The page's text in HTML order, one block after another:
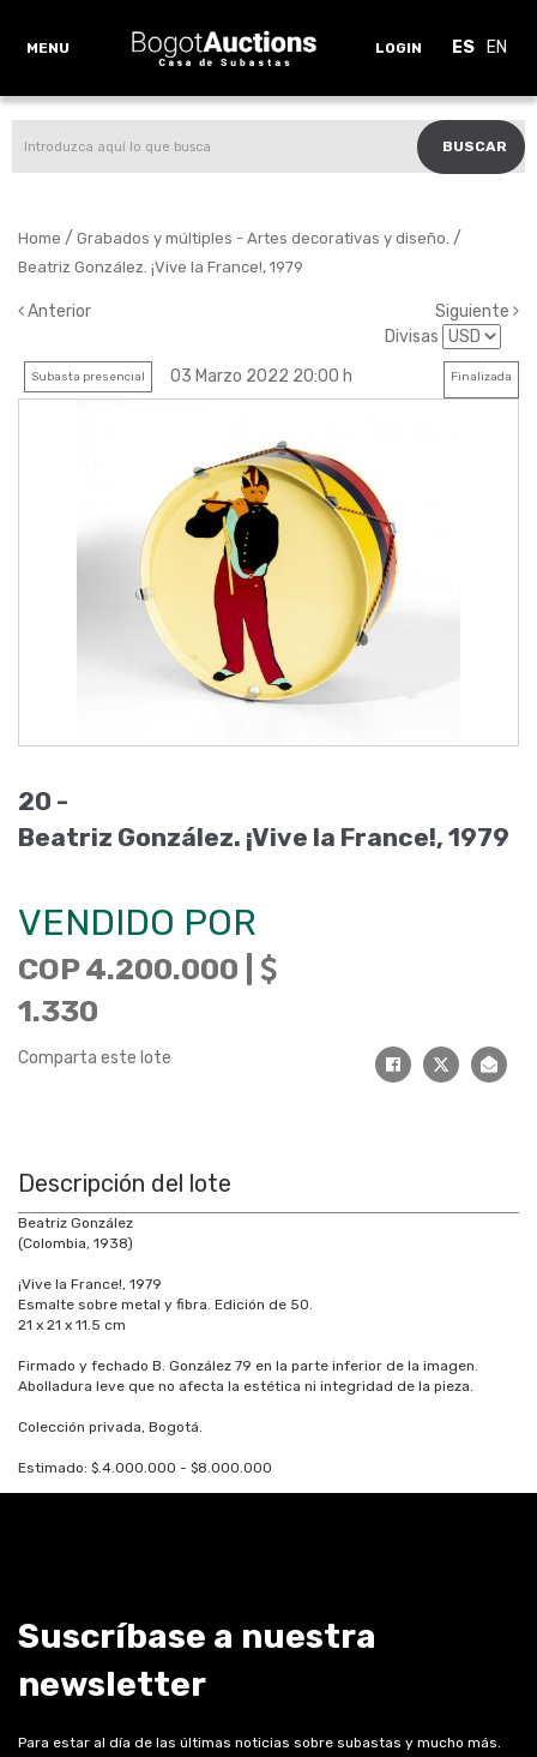
MENU LOGIN ES EN
BUSCAR
Home / Grabados y múltiples - Artes decorativas y diseño. /
Beatriz González. ¡Vive la France!, 1979
Anterior
Siguiente
Divisas
Subasta presencial 03 Marzo 2022 20:00 h Finalizada
20 -
Beatriz González. ¡Vive la France!, 1979
VENDIDO POR
COP 4.200.000 |
1.330
Comparta este lote
Descripción del lote
Beatriz González
(Colombia, 1938)
¡Vive la France!, 1979
Esmalte sobre metal y fibra. Edición de 50.
21 x 21 x 11.5 cm
Firmado y fechado B. González 79 en la parte inferior de la imagen.
Abolladura leve que no afecta la estética ni integridad de la pieza.
Colección privada, Bogotá.
Estimado: $.4.000.000 - $8.000.000
Suscríbase a nuestra
newsletter
Para estar al día de las últimas noticias sobre subastas y mucho más.